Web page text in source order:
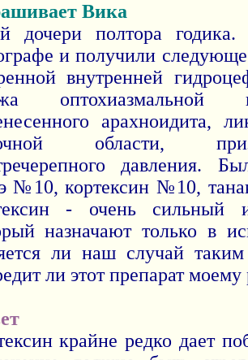
Вика
дочери полтора
и получили
внутренней
оптохиазмальной
арахноидита,
области,
давления.
№10, кортексин №10,
- очень сильный
назначают только в
ли наш случай
ли этот препарат
крайне редко дает